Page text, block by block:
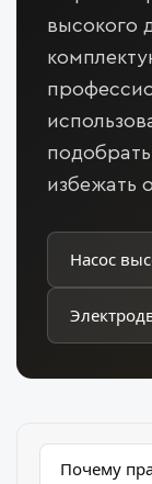
высокого
избежать
Насос
Почему